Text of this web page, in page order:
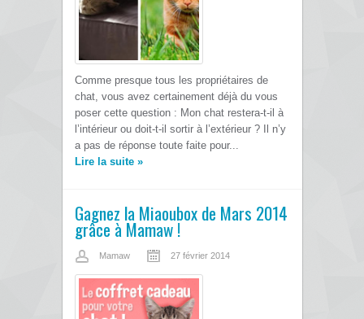
Comme presque tous les propriétaires de
chat, vous avez certainement déjà du vous
poser cette question : Mon chat restera-t-il à
l’intérieur ou doit-t-il sortir à l’extérieur ? Il n’y
a pas de réponse toute faite pour...
Lire la suite »
Gagnez la Miaoubox de Mars 2014
grâce à Mamaw !
Mamaw 27 février 2014